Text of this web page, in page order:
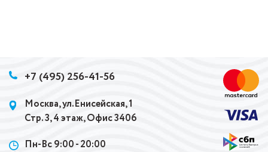
+7 (495) 256-41-56
Москва, ул.Енисейская, 1
Стр. 3, 4 этаж, Офис 3406
Пн-Вс 9:00 - 20:00